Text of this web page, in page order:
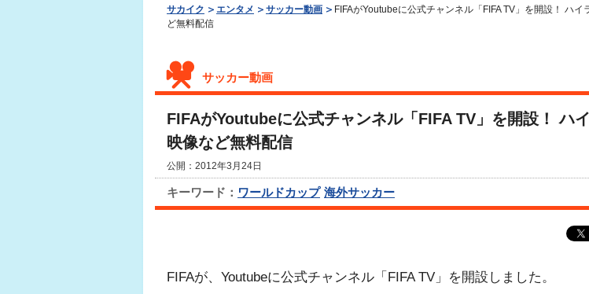
サカイク エンタメ サッカー動画
FIFAがYoutubeに公式チャンネル「FIFA TV」を開設！ ハイ
ど無料配信
サッカー動画
FIFAがYoutubeに公式チャンネル「FIFA TV」を開設！ ハ
映像など無料配信
公開：2012年3月24日
キーワード： ワールドカップ 海外サッカー
FIFAが、Youtubeに公式チャンネル「FIFA TV」を開設しました。